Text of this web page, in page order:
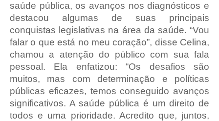
saúde pública, os avanços nos diagnósticos e
destacou algumas de suas principais
conquistas legislativas na área da saúde. “Vou
falar o que está no meu coração”, disse Celina,
chamou a atenção do público com sua fala
pessoal. Ela enfatizou: “Os desafios são
muitos, mas com determinação e políticas
públicas eficazes, temos conseguido avanços
significativos. A saúde pública é um direito de
todos e uma prioridade. Acredito que, juntos,